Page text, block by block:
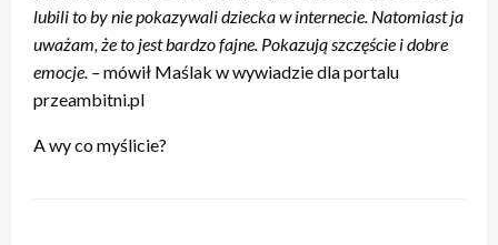
lubili to by nie pokazywali dziecka w internecie. Natomiast ja
uważam, że to jest bardzo fajne. Pokazują szczęście i dobre
emocje. –mówił Maślak w wywiadzie dla portalu
przeambitni.pl
A wy co myślicie?